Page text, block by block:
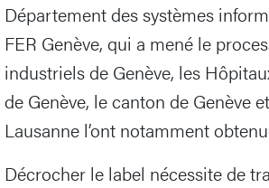
Département des systèmes
FER Genève, qui a mené le
industriels de Genève, les
de Genève, le canton de Genève
Lausanne l’ont notamment
Décrocher le label nécessite de